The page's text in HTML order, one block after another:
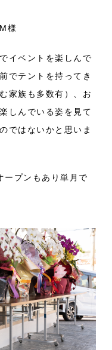
様
イベントを楽しんで
でテントを持ってき
家族も多数有）、お
しんでいる姿を見て
ではないかと思いま
ープンもあり単月で